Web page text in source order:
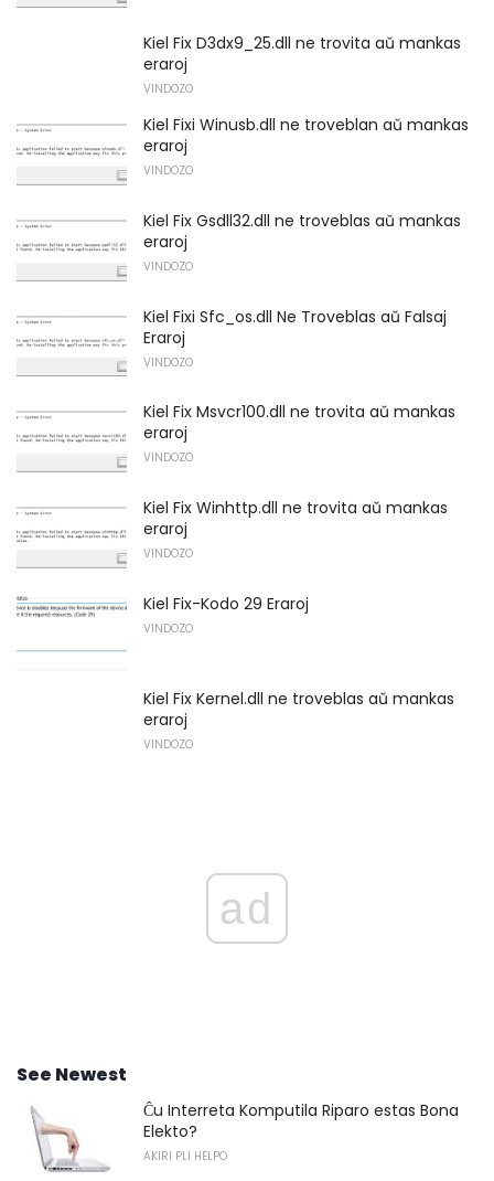
Kiel Fix D3dx9_25.dll ne trovita aŭ mankas
eraroj
VINDOZO
Kiel Fixi Winusb.dll ne troveblan aŭ mankas
eraroj
VINDOZO
Kiel Fix Gsdll32.dll ne troveblas aŭ mankas
eraroj
VINDOZO
Kiel Fixi Sfc_os.dll Ne Troveblas aŭ Falsaj
Eraroj
VINDOZO
Kiel Fix Msvcr100.dll ne trovita aŭ mankas
eraroj
VINDOZO
Kiel Fix Winhttp.dll ne trovita aŭ mankas
eraroj
VINDOZO
Kiel Fix-Kodo 29 Eraroj
VINDOZO
Kiel Fix Kernel.dll ne troveblas aŭ mankas
eraroj
VINDOZO
ad
See Newest
Ĉu Interreta Komputila Riparo estas Bona
Elekto?
AKIRI PLI HELPO